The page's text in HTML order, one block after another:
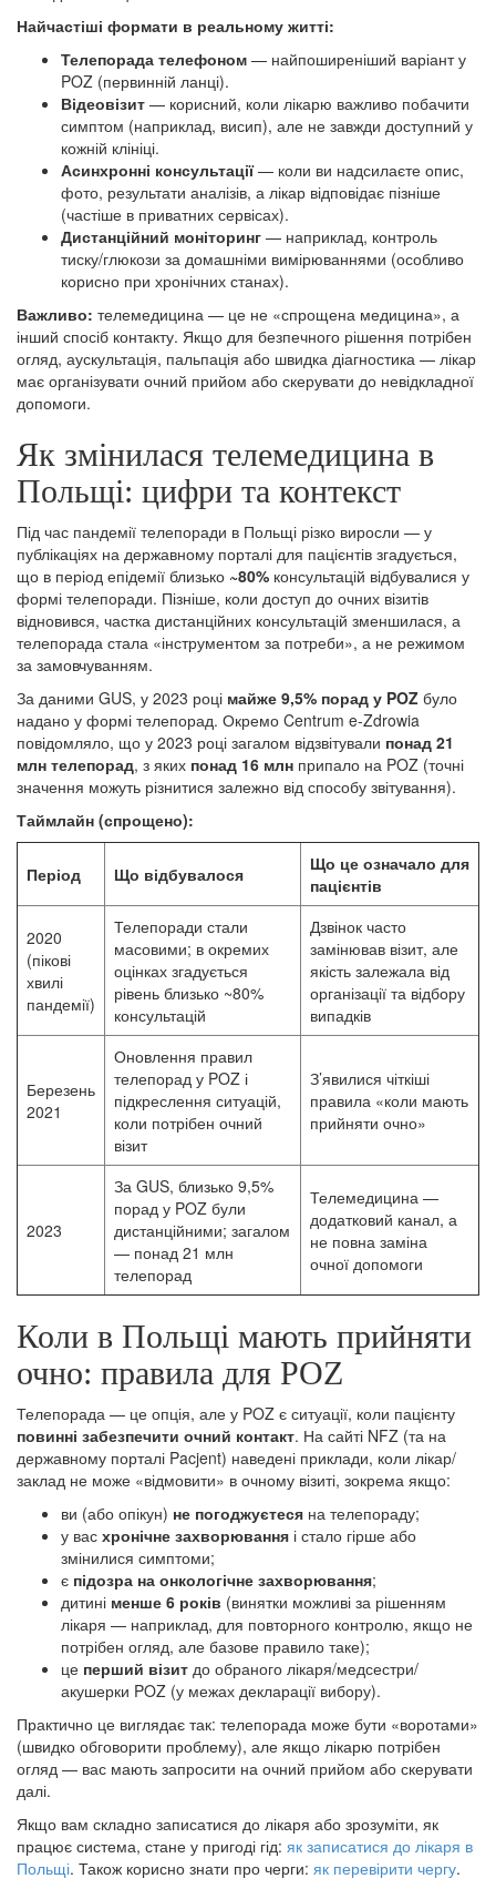
Найчастіші формати в реальному житті:
Телепорада телефоном — найпоширеніший варіант у
POZ (первинній ланці).
Відеовізит — корисний, коли лікарю важливо побачити
симптом (наприклад, висип), але не завжди доступний у
кожній клініці.
Асинхронні консультації— коли ви надсилаєте опис,
фото, результати аналізів, а лікар відповідає пізніше
(частіше в приватних сервісах).
Дистанційний моніторинг — наприклад, контроль
тиску/глюкози за домашніми вимірюваннями (особливо
корисно при хронічних станах).
Важливо: телемедицина — це не «спрощена медицина», а
інший спосіб контакту. Якщо для безпечного рішення потрібен
огляд, аускультація, пальпація або швидка діагностика — лікар
має організувати очний прийом або скерувати до невідкладної
допомоги.
Як змінилася телемедицина в
Польщі: цифри та контекст
Під час пандемії телепоради в Польщі різко виросли — у
публікаціях на державному порталі для пацієнтів згадується,
що в період епідемії близько ~80% консультацій відбувалися у
формі телепоради. Пізніше, коли доступ до очних візитів
відновився, частка дистанційних консультацій зменшилася, а
телепорада стала «інструментом за потреби», а не режимом
за замовчуванням.
За даними GUS, у 2023 році майже 9,5% порад у POZ було
надано у формі телепорад. Окремо Centrum e-Zdrowia
повідомляло, що у 2023 році загалом відзвітували понад 21
млн телепорад, з яких понад 16 млн припало на POZ (точні
значення можуть різнитися залежно від способу звітування).
Таймлайн (спрощено):
Період Що відбувалося
Що це означало для
пацієнтів
2020
(пікові
хвилі
пандемії)
Телепоради стали
масовими; в окремих
оцінках згадується
рівень близько ~80%
консультацій
Дзвінок часто
замінював візит, але
якість залежала від
організації та відбору
випадків
Березень
2021
Оновлення правил
телепорад у POZ і
підкреслення ситуацій,
коли потрібен очний
візит
З’явилися чіткіші
правила «коли мають
прийняти очно»
2023
За GUS, близько 9,5%
порад у POZ були
дистанційними; загалом
— понад 21 млн
телепорад
Телемедицина —
додатковий канал, а
не повна заміна
очної допомоги
Коли в Польщі мають прийняти
очно: правила для POZ
Телепорада — це опція, але у POZ є ситуації, коли пацієнту
повинні забезпечити очний контакт. На сайті NFZ (та на
державному порталі Pacjent) наведені приклади, коли лікар/
заклад не може «відмовити» в очному візиті, зокрема якщо:
ви (або опікун) не погоджуєтеся на телепораду;
у вас хронічне захворювання і стало гірше або
змінилися симптоми;
є підозра на онкологічне захворювання;
дитині менше 6 років (винятки можливі за рішенням
лікаря — наприклад, для повторного контролю, якщо не
потрібен огляд, але базове правило таке);
це перший візит до обраного лікаря/медсестри/
акушерки POZ (у межах декларації вибору).
Практично це виглядає так: телепорада може бути «воротами»
(швидко обговорити проблему), але якщо лікарю потрібен
огляд — вас мають запросити на очний прийом або скерувати
далі.
Якщо вам складно записатися до лікаря або зрозуміти, як
працює система, стане у пригоді гід: як записатися до лікаря в
Польщі. Також корисно знати про черги: як перевірити чергу.